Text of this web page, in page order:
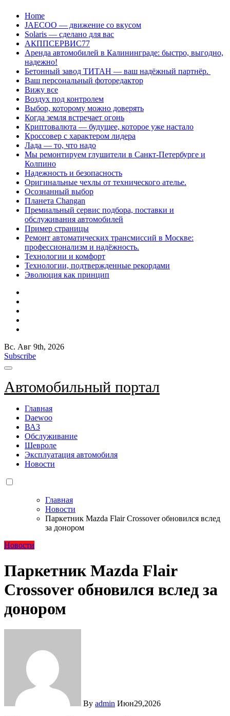
Перейти
содержанию
Home
JAECOO — движение со вкусом
Solaris — сделано для вас
АКППСЕРВИС77
Аренда автомобилей в Калининграде: быстро, выгодно,
надежно!
Бетонный завод ТИТАН — ваш надёжный партнёр.
Ваш персональный фоторедактор
Вижу все
Воздух под контролем
Выбор, которому можно доверять
Когда земля встречает огонь
Криптовалюта — будущее, которое уже настало
Кроссовер с характером лидера
Лада — то, что надо
Мы ремонтируем глушители в Санкт-Петербурге и
Колпино
Надежность и безопасность
Оригинальные чехлы от технического ателье.
Осознанный выбор
Планета Changan
Премиальный сервис подбора, поставки и
обслуживания автомобилей
Пример страницы
Ремонт автоматических трансмиссий в Москве:
профессионализм и надёжность.
Технологии и комфорт
Технологии, подтвержденные рекордами
Эволюция как принцип
Вс. Авг 9th, 2026
Subscribe
Автомобильный портал
Главная
Daewoo
ВАЗ
Обслуживание
Шевроле
Эксплуатация автомобиля
Новости
Главная
Новости
Паркетник Mazda Flair Crossover обновился вслед
за донором
Новости
Паркетник Mazda Flair
Crossover обновился вслед за
донором
By admin Июн29,2026